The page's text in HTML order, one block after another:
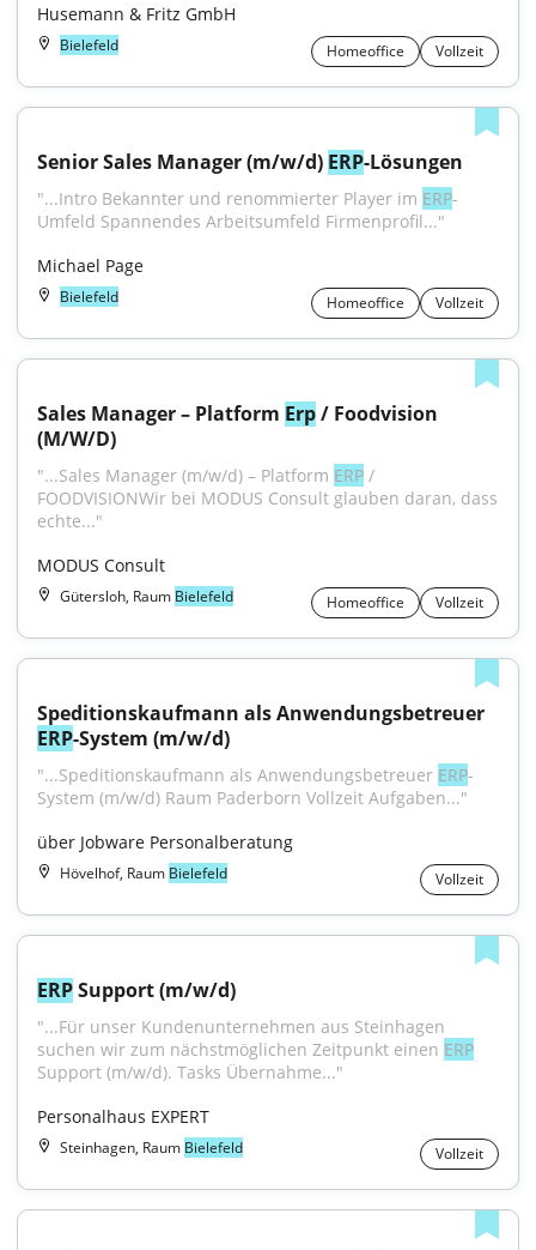
Husemann & Fritz GmbH
Bielefeld Homeoffice Vollzeit
Senior Sales Manager (m/w/d) ERP-Lösungen
"...Intro Bekannter und renommierter Player im ERP-
Umfeld Spannendes Arbeitsumfeld Firmenprofil..."
Michael Page
Bielefeld Homeoffice Vollzeit
Sales Manager – Platform Erp / Foodvision
(M/W/D)
"...Sales Manager (m/w/d) – Platform ERP /
FOODVISIONWir bei MODUS Consult glauben daran, dass
echte..."
MODUS Consult
Gütersloh, Raum Bielefeld Homeoffice Vollzeit
ERP-System (m/w/d)
"...Speditionskaufmann als Anwendungsbetreuer ERP-
System (m/w/d) Raum Paderborn Vollzeit Aufgaben..."
über Jobware Personalberatung
Hövelhof, Raum Bielefeld Vollzeit
ERP Support (m/w/d)
"...Für unser Kundenunternehmen aus Steinhagen
suchen wir zum nächstmöglichen Zeitpunkt einen ERP
Support (m/w/d). Tasks Übernahme..."
Personalhaus EXPERT
Steinhagen, Raum Bielefeld Vollzeit